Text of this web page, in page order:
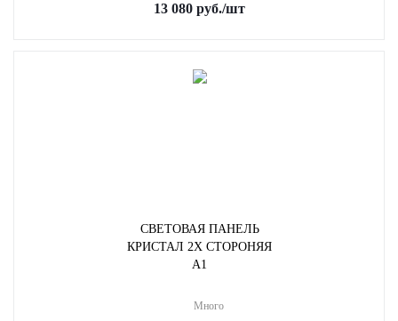
13 080 руб./шт
СВЕТОВАЯ ПАНЕЛЬ
КРИСТАЛ 2Х СТОРОНЯЯ
A1
Много